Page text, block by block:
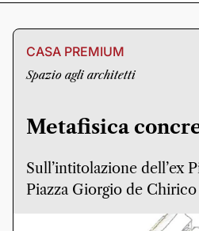
CASA PREMIUM
Spazio agli architetti
Metafisica
Sull’intitolazione dell’ex
Piazza Giorgio de Chirico